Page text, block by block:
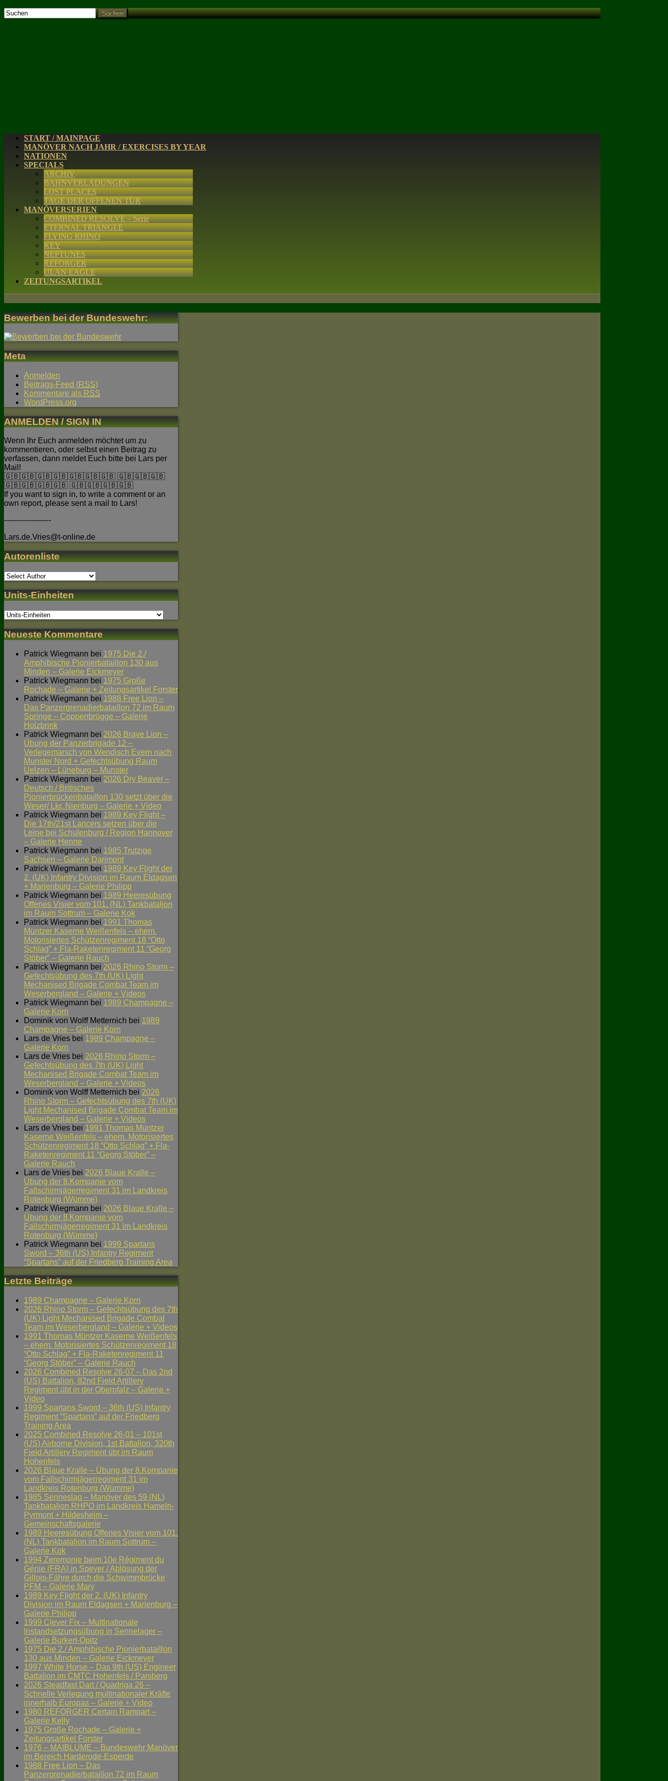
Suchen
START / MAINPAGE
MANÖVER NACH JAHR / EXERCISES BY YEAR
NATIONEN
SPECIALS
ARCHIV
BAHNVERLADUNGEN
LOST PLACES
TAGE DER OFFENEN TÜR
MANÖVERSERIEN
COMBINED RESOLVE – Serie
ETERNAL TRIANGLE
FLYING RHINO
KEY
NEPTUNES
REFORGER
ULAN EAGLE
ZEITUNGSARTIKEL
Bewerben bei der Bundeswehr:
Meta
Anmelden
Beitrags-Feed (RSS)
Kommentare als RSS
WordPress.org
ANMELDEN / SIGN IN
Wenn Ihr Euch anmelden möchtet um zu
kommentieren, oder selbst einen Beitrag zu
verfassen, dann meldet Euch bitte bei Lars per
Mail!
🇬🇧🇬🇧🇬🇧🇬🇧🇬🇧🇬🇧🇬🇧 🇬🇧🇬🇧🇬🇧
🇬🇧🇬🇧🇬🇧🇬🇧 🇬🇧🇬🇧🇬🇧🇬🇧
If you want to sign in, to write a comment or an
own report, please sent a mail to Lars!
-------------------
Lars.de.Vries@t-online.de
Autorenliste
Units-Einheiten
Neueste Kommentare
Patrick Wiegmann bei 1975 Die 2./
Amphibische Pionierbataillon 130 aus
Minden – Galerie Eickmeyer
Patrick Wiegmann bei 1975 Große
Rochade – Galerie + Zeitungsartikel Forster
Patrick Wiegmann bei 1988 Free Lion –
Das Panzergrenadierbataillon 72 im Raum
Springe – Coppenbrügge – Galerie
Holzbrink
Patrick Wiegmann bei 2026 Brave Lion –
Übung der Panzerbrigade 12 –
Verlegemarsch von Wendisch Evern nach
Munster Nord + Gefechtsübung Raum
Uelzen – Lüneburg – Munster
Patrick Wiegmann bei 2026 Dry Beaver –
Deutsch / Britisches
Pionierbrückenbataillon 130 setzt über die
Weser/ Lkr. Nienburg – Galerie + Video
Patrick Wiegmann bei 1989 Key Flight –
Die 17th/21st Lancers setzen über die
Leine bei Schulenburg / Region Hannover
– Galerie Henne
Patrick Wiegmann bei 1985 Trutzige
Sachsen – Galerie Darimont
Patrick Wiegmann bei 1989 Key Flight der
2. (UK) Infantry Division im Raum Eldagsen
+ Marienburg – Galerie Philipp
Patrick Wiegmann bei 1989 Heeresübung
Offenes Visier vom 101. (NL) Tankbataljon
im Raum Sottrum – Galerie Kok
Patrick Wiegmann bei 1991 Thomas
Müntzer Kaserne Weißenfels – ehem.
Motorisiertes Schützenregiment 18 “Otto
Schlag” + Fla-Raketenregiment 11 “Georg
Stöber” – Galerie Rauch
Patrick Wiegmann bei 2026 Rhino Storm –
Gefechtsübung des 7th (UK) Light
Mechanised Brigade Combat Team im
Weserbergland – Galerie + Videos
Patrick Wiegmann bei 1989 Champagne –
Galerie Korn
Dominik von Wolff Metternich bei 1989
Champagne – Galerie Korn
Lars de Vries bei 1989 Champagne –
Galerie Korn
Lars de Vries bei 2026 Rhino Storm –
Gefechtsübung des 7th (UK) Light
Mechanised Brigade Combat Team im
Weserbergland – Galerie + Videos
Dominik von Wolff Metternich bei 2026
Rhino Storm – Gefechtsübung des 7th (UK)
Light Mechanised Brigade Combat Team im
Weserbergland – Galerie + Videos
Lars de Vries bei 1991 Thomas Müntzer
Kaserne Weißenfels – ehem. Motorisiertes
Schützenregiment 18 “Otto Schlag” + Fla-
Raketenregiment 11 “Georg Stöber” –
Galerie Rauch
Lars de Vries bei 2026 Blaue Kralle –
Übung der 8.Kompanie vom
Fallschirmjägerregiment 31 im Landkreis
Rotenburg (Wümme)
Patrick Wiegmann bei 2026 Blaue Kralle –
Übung der 8.Kompanie vom
Fallschirmjägerregiment 31 im Landkreis
Rotenburg (Wümme)
Patrick Wiegmann bei 1999 Spartans
Sword – 36th (US) Infantry Regiment
“Spartans” auf der Friedberg Training Area
Letzte Beiträge
1989 Champagne – Galerie Korn
2026 Rhino Storm – Gefechtsübung des 7th
(UK) Light Mechanised Brigade Combat
Team im Weserbergland – Galerie + Videos
1991 Thomas Müntzer Kaserne Weißenfels
– ehem. Motorisiertes Schützenregiment 18
“Otto Schlag” + Fla-Raketenregiment 11
“Georg Stöber” – Galerie Rauch
2026 Combined Resolve 26-07 – Das 2nd
(US) Battalion, 82nd Field Artillery
Regiment übt in der Oberpfalz – Galerie +
Video
1999 Spartans Sword – 36th (US) Infantry
Regiment “Spartans” auf der Friedberg
Training Area
2025 Combined Resolve 26-01 – 101st
(US) Airborne Division, 1st Battalion, 320th
Field Artillery Regiment übt im Raum
Hohenfels
2026 Blaue Kralle – Übung der 8.Kompanie
vom Fallschirmjägerregiment 31 im
Landkreis Rotenburg (Wümme)
1985 Senneslag – Manöver des 59 (NL)
Tankbataljon RHPO im Landkreis Hameln-
Pyrmont + Hildesheim –
Gemeinschaftsgalerie
1989 Heeresübung Offenes Visier vom 101.
(NL) Tankbataljon im Raum Sottrum –
Galerie Kok
1994 Zeremonie beim 10e Régiment du
Génie (FRA) in Speyer / Ablösung der
Gillois-Fähre durch die Schwimmbrücke
PFM – Galerie Mary
1989 Key Flight der 2. (UK) Infantry
Division im Raum Eldagsen + Marienburg –
Galerie Philipp
1999 Clever Fix – Multinationale
Instandsetzungsübung in Sennelager –
Galerie Burkert-Opitz
1975 Die 2./ Amphibische Pionierbataillon
130 aus Minden – Galerie Eickmeyer
1997 White Horse – Das 9th (US) Engineer
Battalion im CMTC Hohenfels / Parsberg
2026 Steadfast Dart / Quadriga 26 –
Schnelle Verlegung multinationaler Kräfte
innerhalb Europas – Galerie + Video
1980 REFORGER Certain Rampart –
Galerie Kelly
1975 Große Rochade – Galerie +
Zeitungsartikel Forster
1976 – MAIBLUME – Bundeswehr Manöver
im Bereich Harderode-Esperde
1988 Free Lion – Das
Panzergrenadierbataillon 72 im Raum